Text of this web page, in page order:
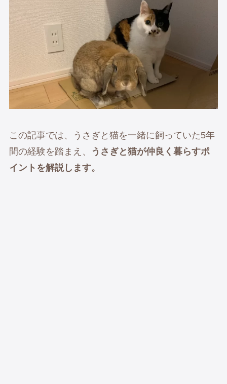
この記事では、うさぎと猫を一緒に飼っていた5年
間の経験を踏まえ、
うさぎと猫が仲良く暮らすポ
イントを解説します。